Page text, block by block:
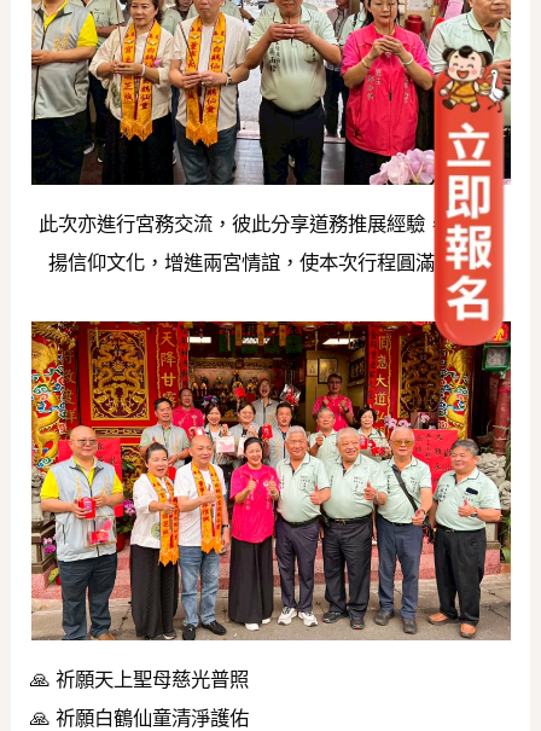
此次亦進行宮務交流，彼此分享道務推展經驗，共同弘
揚信仰文化，增進兩宮情誼，使本次行程圓滿順利。
🙏 祈願天上聖母慈光普照
🙏 祈願白鶴仙童清淨護佑